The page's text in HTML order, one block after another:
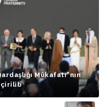
Mükafatı”nın